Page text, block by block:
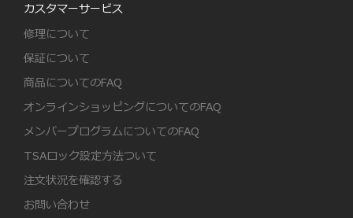
カスタマーサービス
修理について
保証について
商品についてのFAQ
オンラインショッピングについてのFAQ
メンバープログラムについてのFAQ
TSAロック設定方法ついて
注文状況を確認する
お問い合わせ